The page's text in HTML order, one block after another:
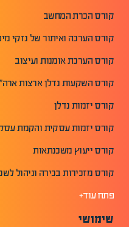
קורס הכרת המחשב
קורס הערכה ואיתור של נזקי
קורס הערכת אומנות ועיצוב
קורס השקעות נדלן ארצות
קורס יזמות נדלן
קורס יזמות עסקית והקמת
קורס ייעוץ משכנתאות
קורס מזכירות בכירה וניהול
פתח עוד+
שימושי